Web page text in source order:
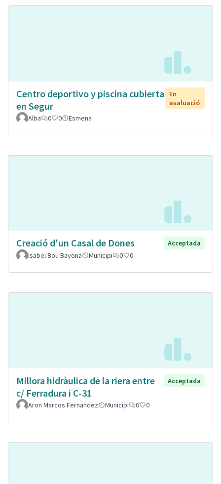
Centro deportivo y piscina cubierta
en Segur
En
avaluació
Alba
0 0 Esmena
Creació d'un Casal de Dones
Acceptada
Isabel Bou Bayona
Municipi 0 0
Millora hidràulica de la riera entre
c/ Ferradura i C-31
Acceptada
Aron Marcos Fernandez Municipi 0 0